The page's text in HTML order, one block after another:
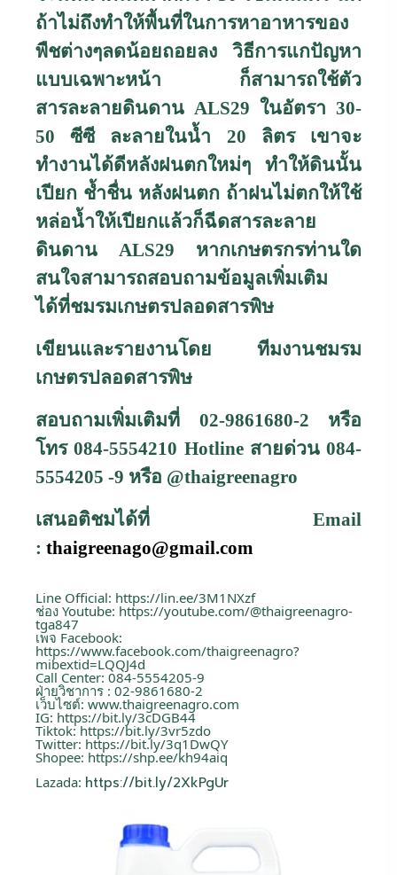
ถ้าไม่ถึงทำให้พื้นที่ในการหาอาหารของ
พืชต่างๆลดน้อยถอยลง วิธีการแกปัญหา
แบบเฉพาะหน้า ก็สามารถใช้ตัว
สารละลายดินดาน ALS29 ในอัตรา 30-
50 ซีซี ละลายในน้ำ 20 ลิตร เขาจะ
ทำงานได้ดีหลังฝนตกใหม่ๆ ทำให้ดินนั้น
เปียก ช้ำชื่น หลังฝนตก ถ้าฝนไม่ตกให้ใช้
หล่อน้ำให้เปียกแล้วก็ฉีดสารละลาย
ดินดาน ALS29 หากเกษตรกรท่านใด
สนใจสามารถสอบถามข้อมูลเพิ่มเติม
ได้ที่ชมรมเกษตรปลอดสารพิษ
เขียนและรายงานโดย ทีมงานชมรม
เกษตรปลอดสารพิษ
สอบถามเพิ่มเติมที่ 02-9861680-2 หรือ
โทร 084-5554210 Hotline สายด่วน 084-
5554205 -9 หรือ @thaigreenagro
เสนอติชมได้ที่ Email
: thaigreenago@gmail.com
Line Official: https://lin.ee/3M1NXzf
ช่อง Youtube: https://youtube.com/@thaigreenagro-
tga847
เพจ Facebook:
https://www.facebook.com/thaigreenagro?
mibextid=LQQJ4d
Call Center: 084-5554205-9
ฝ่ายวิชาการ : 02-9861680-2
เว็บไซต์: www.thaigreenagro.com
IG: https://bit.ly/3cDGB44
Tiktok: https://bit.ly/3vr5zdo
Twitter: https://bit.ly/3q1DwQY
Shopee: https://shp.ee/kh94aiq
Lazada: https://bit.ly/2XkPgUr